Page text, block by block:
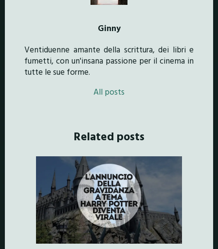
Ginny
Ventiduenne amante della scrittura, dei libri e
fumetti, con un'insana passione per il cinema in
tutte le sue forme.
All posts
Related posts